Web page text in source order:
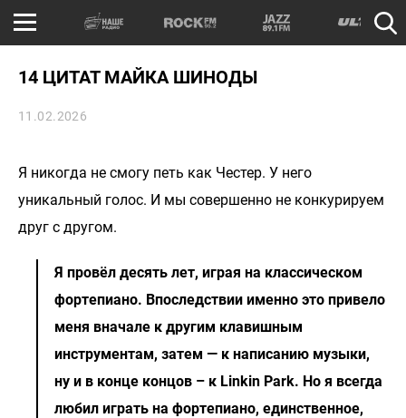
14 ЦИТАТ МАЙКА ШИНОДЫ
11.02.2026
Я никогда не смогу петь как Честер. У него
уникальный голос. И мы совершенно не конкурируем
друг с другом.
Я провёл десять лет, играя на классическом
фортепиано. Впоследствии именно это привело
меня вначале к другим клавишным
инструментам, затем — к написанию музыки,
ну и в конце концов – к Linkin Park. Но я всегда
любил играть на фортепиано, единственное,